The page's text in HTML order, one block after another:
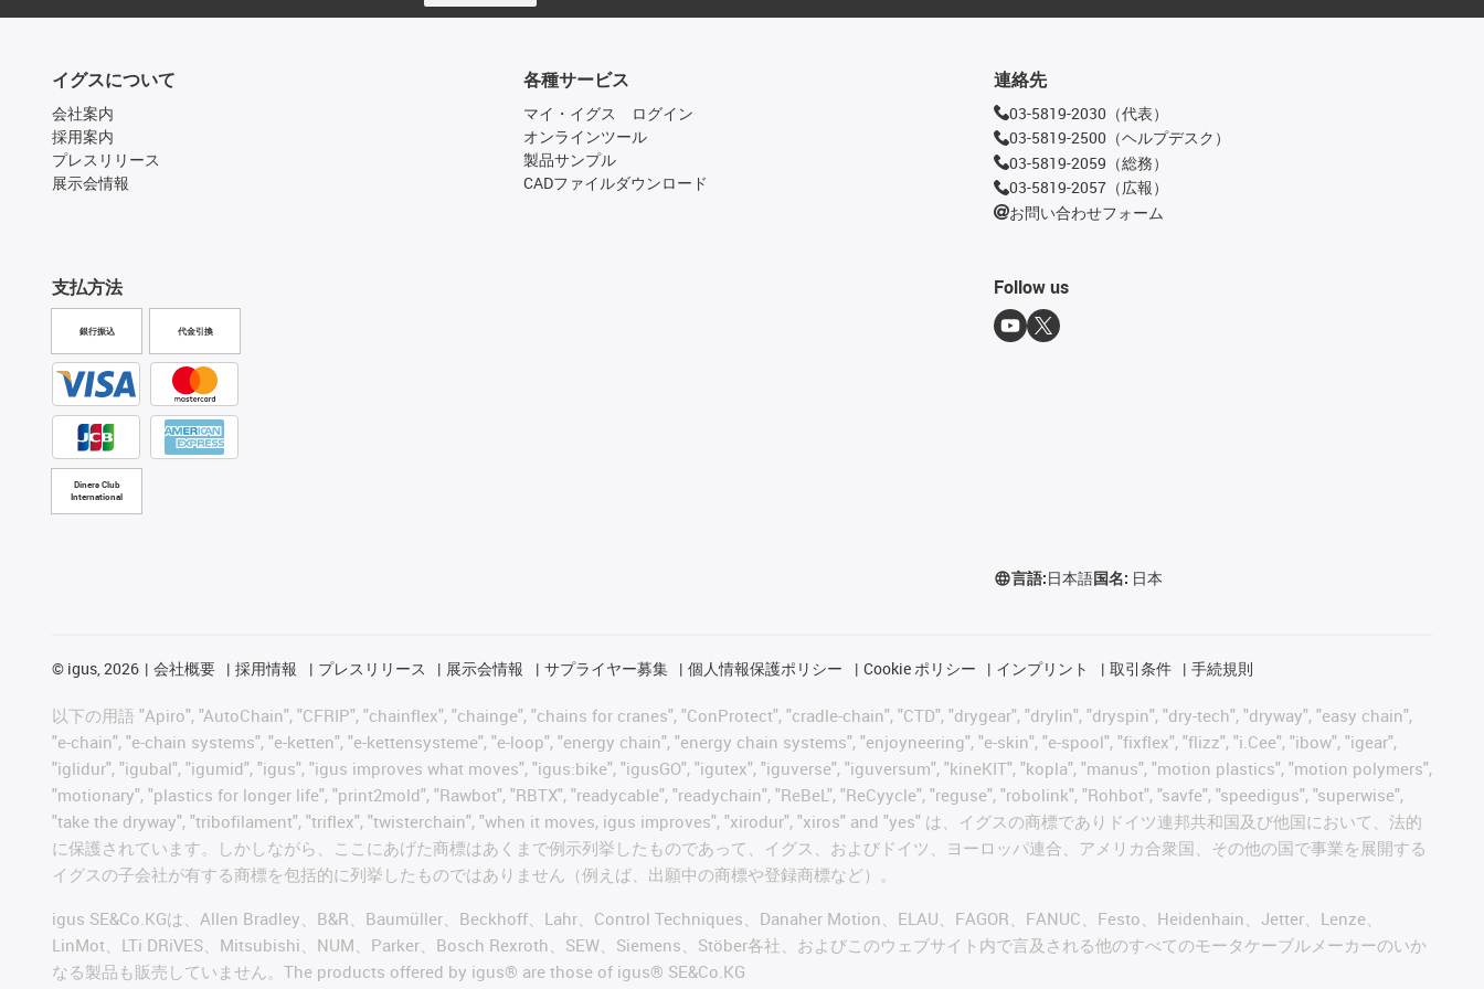
イグスについて
会社案内
採用案内
プレスリリース
展示会情報
支払方法
銀行振込 代金引換
Diners Club
International
各種サービス
マイ・イグス ログイン
オンラインツール
製品サンプル
CADファイルダウンロード
連絡先
03-5819-2030（代表）
03-5819-2500（ヘルプデスク）
03-5819-2059（総務）
03-5819-2057（広報）
お問い合わせフォーム
Follow us
言語:日本語国名: 日本
© igus, 2026 会社概要 採用情報 プレスリリース 展示会情報 サプライヤー募集 個人情報保護ポリシー Cookie ポリシー インプリント 取引条件 手続規則
以下の用語 "Apiro", "AutoChain", "CFRIP", "chainflex", "chainge", "chains for cranes", "ConProtect", "cradle-chain", "CTD", "drygear", "drylin", "dryspin", "dry-tech", "dryway", "easy chain",
"e-chain", "e-chain systems", "e-ketten", "e-kettensysteme", "e-loop", "energy chain", "energy chain systems", "enjoyneering", "e-skin", "e-spool", "fixflex", "flizz", "i.Cee", "ibow", "igear",
"iglidur", "igubal", "igumid", "igus", "igus improves what moves", "igus:bike", "igusGO", "igutex", "iguverse", "iguversum", "kineKIT", "kopla", "manus", "motion plastics", "motion polymers",
"motionary", "plastics for longer life", "print2mold", "Rawbot", "RBTX", "readycable", "readychain", "ReBeL", "ReCyycle", "reguse", "robolink", "Rohbot", "savfe", "speedigus", "superwise",
"take the dryway", "tribofilament", "triflex", "twisterchain", "when it moves, igus improves", "xirodur", "xiros" and "yes" は、イグスの商標でありドイツ連邦共和国及び他国において、法的
に保護されています。しかしながら、ここにあげた商標はあくまで例示列挙したものであって、イグス、およびドイツ、ヨーロッパ連合、アメリカ合衆国、その他の国で事業を展開する
イグスの子会社が有する商標を包括的に列挙したものではありません（例えば、出願中の商標や登録商標など）。
igus SE&Co.KGは、Allen Bradley、B&R、Baumüller、Beckhoff、Lahr、Control Techniques、Danaher Motion、ELAU、FAGOR、FANUC、Festo、Heidenhain、Jetter、Lenze、
LinMot、LTi DRiVES、Mitsubishi、NUM、Parker、Bosch Rexroth、SEW、Siemens、Stöber各社、およびこのウェブサイト内で言及される他のすべてのモータケーブルメーカーのいか
なる製品も販売していません。The products offered by igus® are those of igus® SE&Co.KG